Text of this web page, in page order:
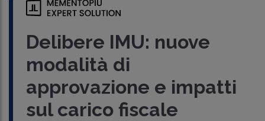
Delibere IMU: nuove
modalità di
approvazione e impatti
sul carico fiscale